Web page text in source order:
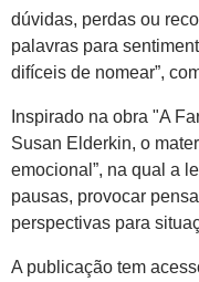
dúvidas, perdas ou
palavras para
difíceis de nomear”,
Inspirado na obra "A
Susan Elderkin, o
emocional”, na qual a
pausas, provocar
perspectivas para
A publicação tem